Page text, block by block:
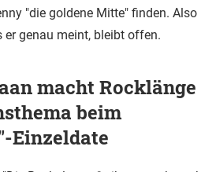
"die goldene Mitte" finden. Also
er genau meint, bleibt offen.
macht Rocklänge
beim
Einzeldate